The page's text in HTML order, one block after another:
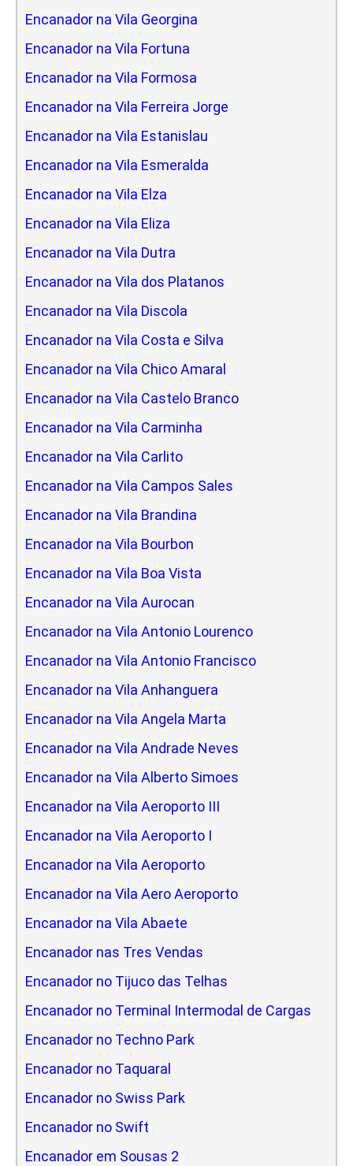
Encanador na Vila Georgina
Encanador na Vila Fortuna
Encanador na Vila Formosa
Encanador na Vila Ferreira Jorge
Encanador na Vila Estanislau
Encanador na Vila Esmeralda
Encanador na Vila Elza
Encanador na Vila Eliza
Encanador na Vila Dutra
Encanador na Vila dos Platanos
Encanador na Vila Discola
Encanador na Vila Costa e Silva
Encanador na Vila Chico Amaral
Encanador na Vila Castelo Branco
Encanador na Vila Carminha
Encanador na Vila Carlito
Encanador na Vila Campos Sales
Encanador na Vila Brandina
Encanador na Vila Bourbon
Encanador na Vila Boa Vista
Encanador na Vila Aurocan
Encanador na Vila Antonio Lourenco
Encanador na Vila Antonio Francisco
Encanador na Vila Anhanguera
Encanador na Vila Angela Marta
Encanador na Vila Andrade Neves
Encanador na Vila Alberto Simoes
Encanador na Vila Aeroporto III
Encanador na Vila Aeroporto I
Encanador na Vila Aeroporto
Encanador na Vila Aero Aeroporto
Encanador na Vila Abaete
Encanador nas Tres Vendas
Encanador no Tijuco das Telhas
Encanador no Terminal Intermodal de Cargas
Encanador no Techno Park
Encanador no Taquaral
Encanador no Swiss Park
Encanador no Swift
Encanador em Sousas 2